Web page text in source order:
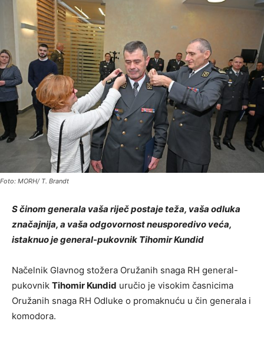
Foto: MORH/ T. Brandt
S činom generala vaša riječ postaje teža, vaša odluka
značajnija, a vaša odgovornost neusporedivo veća,
istaknuo je general-pukovnik Tihomir Kundid
Načelnik Glavnog stožera Oružanih snaga RH general-
pukovnik Tihomir Kundid uručio je visokim časnicima
Oružanih snaga RH Odluke o promaknuću u čin generala i
komodora.